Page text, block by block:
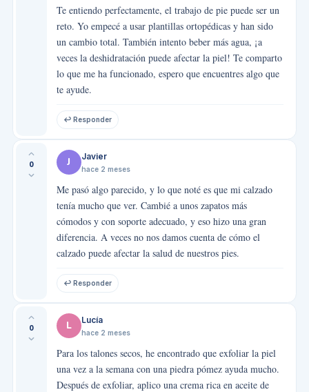
Te entiendo perfectamente, el trabajo de pie puede ser un
reto. Yo empecé a usar plantillas ortopédicas y han sido
un cambio total. También intento beber más agua, ¡a
veces la deshidratación puede afectar la piel! Te comparto
lo que me ha funcionado, espero que encuentres algo que
te ayude.
↩ Responder
0 J Javier
hace 2 meses
Me pasó algo parecido, y lo que noté es que mi calzado
tenía mucho que ver. Cambié a unos zapatos más
cómodos y con soporte adecuado, y eso hizo una gran
diferencia. A veces no nos damos cuenta de cómo el
calzado puede afectar la salud de nuestros pies.
↩ Responder
0 L Lucía
hace 2 meses
Para los talones secos, he encontrado que exfoliar la piel
una vez a la semana con una piedra pómez ayuda mucho.
Después de exfoliar, aplico una crema rica en aceite de